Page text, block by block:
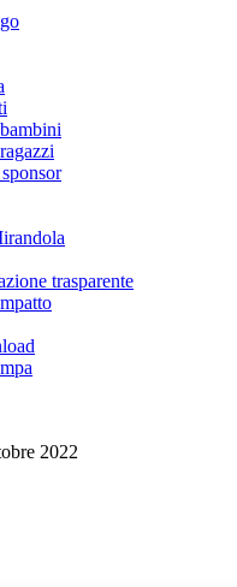
trasparente
2022